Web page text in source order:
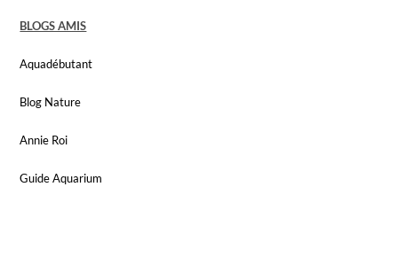
BLOGS AMIS
Aquadébutant
Blog Nature
Annie Roi
Guide Aquarium